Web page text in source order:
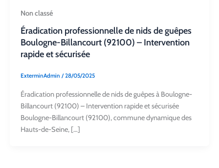
Non classé
Éradication professionnelle de nids de guêpes
Boulogne-Billancourt (92100) – Intervention
rapide et sécurisée
ExterminAdmin /28/05/2025
Éradication professionnelle de nids de guêpes à Boulogne-
Billancourt (92100) – Intervention rapide et sécurisée
Boulogne-Billancourt (92100), commune dynamique des
Hauts-de-Seine, […]